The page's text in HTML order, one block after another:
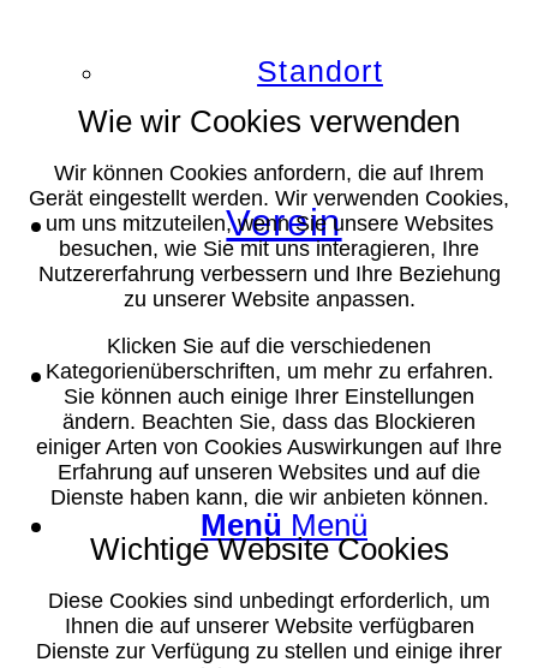
Standort
Verein
Suche
Menü Menü
Wie wir Cookies verwenden
Wir können Cookies anfordern, die auf Ihrem
Gerät eingestellt werden. Wir verwenden Cookies,
um uns mitzuteilen, wenn Sie unsere Websites
besuchen, wie Sie mit uns interagieren, Ihre
Nutzererfahrung verbessern und Ihre Beziehung
zu unserer Website anpassen.
Klicken Sie auf die verschiedenen
Kategorienüberschriften, um mehr zu erfahren.
Sie können auch einige Ihrer Einstellungen
ändern. Beachten Sie, dass das Blockieren
einiger Arten von Cookies Auswirkungen auf Ihre
Erfahrung auf unseren Websites und auf die
Dienste haben kann, die wir anbieten können.
Wichtige Website Cookies
Diese Cookies sind unbedingt erforderlich, um
Ihnen die auf unserer Website verfügbaren
Dienste zur Verfügung zu stellen und einige ihrer